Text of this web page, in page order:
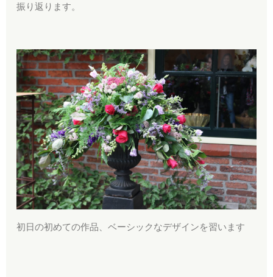
振り返ります。
初日の初めての作品、ベーシックなデザインを習います